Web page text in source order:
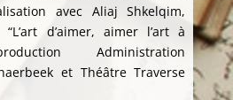
avec Aliaj Shkelqim,
d’aimer, aimer l’art à
Administration
et Théâtre Traverse